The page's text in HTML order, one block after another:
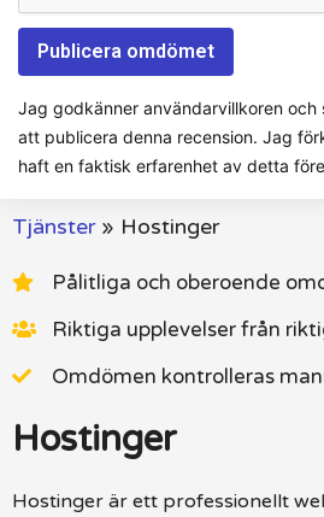
Jag godkänner användarvillkoren och
att publicera denna recension. Jag
haft en faktisk erfarenhet av detta
Tjänster» Hostinger
Pålitliga och oberoende
Riktiga upplevelser från
Omdömen kontrolleras
Hostinger
Hostinger är ett professionellt